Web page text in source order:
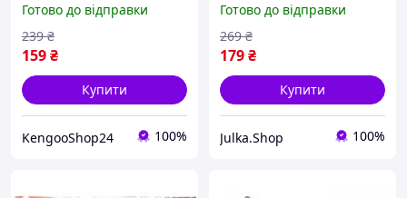
та вуса Діда Мороза
Готово до відправки
159₴
239 ₴
Купити
KengooShop24 100%
дитячі для дівчинки
Джелата MIC для костюма
та свята
Готово до відправки
179₴
269 ₴
Купити
Julka.Shop 100%